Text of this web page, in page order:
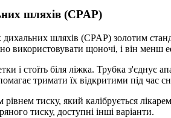
шляхів (CPAP)
шляхів (CPAP) золотим
використовувати щоночі, і він менш
і стоїть біля ліжка. Трубка
тримати їх відкритими під час
тиску, який калібрується
тиску, доступні інші варіанти.